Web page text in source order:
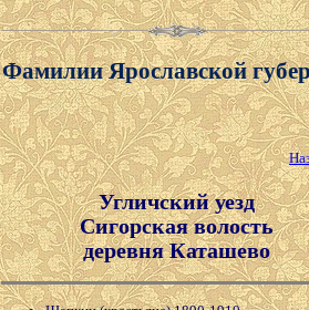
Фамилии Ярославской
Угличский уезд
Сигорская волость
деревня Каташево